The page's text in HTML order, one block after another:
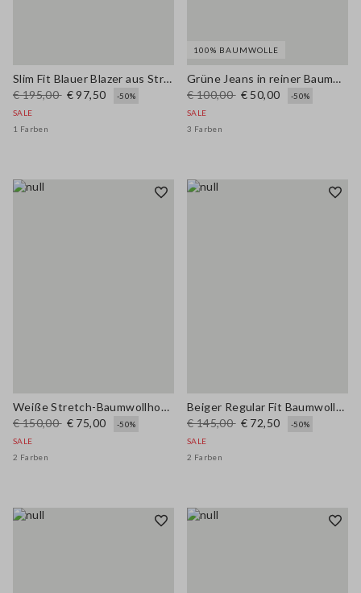
Slim Fit Blauer Blazer aus Stretch-Baumwolle
€ 195,00 € 97,50
-50%
SALE
1 Farben
100% BAUMWOLLE
Grüne Jeans in reiner Baumwolle mit weitem Bein und normaler Passform
€ 100,00 € 50,00
-50%
SALE
3 Farben
Weiße Stretch-Baumwollhose mit geradem Schnitt
€ 150,00 € 75,00
-50%
SALE
2 Farben
Beiger Regular Fit Baumwoll-Mischgewebe-Pullover mit Karomuster
€ 145,00 € 72,50
-50%
SALE
2 Farben